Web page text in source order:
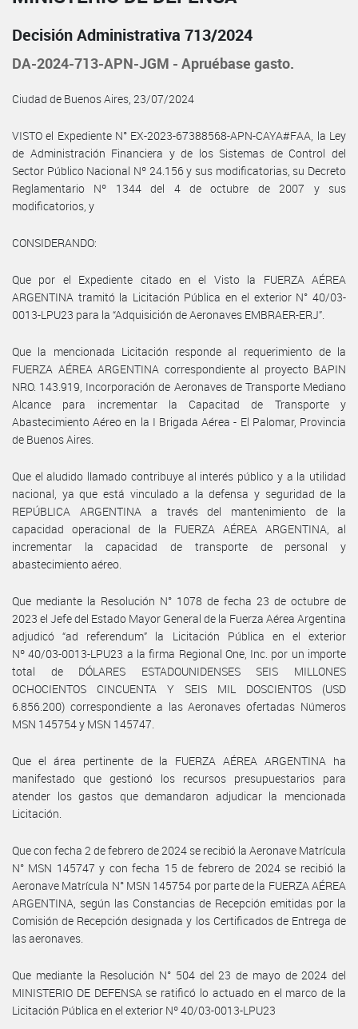
Decisión Administrativa 713/2024
DA-2024-713-APN-JGM - Apruébase gasto.
Ciudad de Buenos Aires, 23/07/2024
VISTO el Expediente N° EX-2023-67388568-APN-CAYA#FAA, la Ley
de Administración Financiera y de los Sistemas de Control del
Sector Público Nacional Nº 24.156 y sus modificatorias, su Decreto
Reglamentario Nº 1344 del 4 de octubre de 2007 y sus
modificatorios, y
CONSIDERANDO:
Que por el Expediente citado en el Visto la FUERZA AÉREA
ARGENTINA tramitó la Licitación Pública en el exterior N° 40/03-
0013-LPU23 para la “Adquisición de Aeronaves EMBRAER-ERJ”.
Que la mencionada Licitación responde al requerimiento de la
FUERZA AÉREA ARGENTINA correspondiente al proyecto BAPIN
NRO. 143.919, Incorporación de Aeronaves de Transporte Mediano
Alcance para incrementar la Capacitad de Transporte y
Abastecimiento Aéreo en la I Brigada Aérea - El Palomar, Provincia
de Buenos Aires.
Que el aludido llamado contribuye al interés público y a la utilidad
nacional, ya que está vinculado a la defensa y seguridad de la
REPÚBLICA ARGENTINA a través del mantenimiento de la
capacidad operacional de la FUERZA AÉREA ARGENTINA, al
incrementar la capacidad de transporte de personal y
abastecimiento aéreo.
Que mediante la Resolución N° 1078 de fecha 23 de octubre de
2023 el Jefe del Estado Mayor General de la Fuerza Aérea Argentina
adjudicó “ad referendum” la Licitación Pública en el exterior
Nº 40/03-0013-LPU23 a la firma Regional One, Inc. por un importe
total de DÓLARES ESTADOUNIDENSES SEIS MILLONES
OCHOCIENTOS CINCUENTA Y SEIS MIL DOSCIENTOS (USD
6.856.200) correspondiente a las Aeronaves ofertadas Números
MSN 145754 y MSN 145747.
Que el área pertinente de la FUERZA AÉREA ARGENTINA ha
manifestado que gestionó los recursos presupuestarios para
atender los gastos que demandaron adjudicar la mencionada
Licitación.
Que con fecha 2 de febrero de 2024 se recibió la Aeronave Matrícula
N° MSN 145747 y con fecha 15 de febrero de 2024 se recibió la
Aeronave Matrícula N° MSN 145754 por parte de la FUERZA AÉREA
ARGENTINA, según las Constancias de Recepción emitidas por la
Comisión de Recepción designada y los Certificados de Entrega de
las aeronaves.
Que mediante la Resolución N° 504 del 23 de mayo de 2024 del
MINISTERIO DE DEFENSA se ratificó lo actuado en el marco de la
Licitación Pública en el exterior Nº 40/03-0013-LPU23